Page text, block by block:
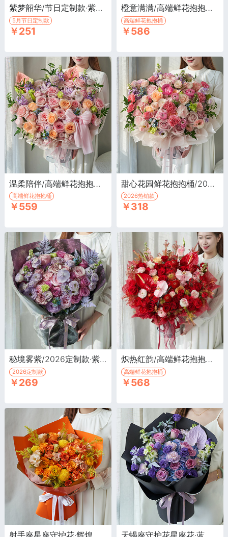
紫梦韶华/节日定制款·紫色玫瑰海洋之歌12枝，浅粉色康乃馨8枝
5月节日定制款
￥251
橙意满满/高端鲜花抱抱桶·橙色百合2枝，橙色玫瑰10枝，黄色洋牡丹3枝
高端鲜花抱抱桶
￥586
温柔陪伴/高端鲜花抱抱桶·荔枝粉玫瑰15枝，香槟玫瑰7枝，粉色绣球1枝
高端鲜花抱抱桶
￥559
甜心花园鲜花抱抱桶/2026新款·粉玫瑰12枝，香槟玫瑰4枝，粉康乃馨8枝
2026热销款
￥318
秘境雾紫/2026定制款·紫色玫瑰10枝，粉色玫瑰9枝，白色洋桔梗4枝喷紫色
2026定制款
￥269
炽热红韵/高端鲜花抱抱桶·红玫瑰17枝，多头红玫瑰、香槟玫瑰、金红色针垫、红色腊梅、红掌、蝴蝶兰
高端鲜花抱抱桶
￥568
天蝎座守护花星座花·蓝色绣球1枝，紫色玫瑰9枝，深紫色桔梗6枝